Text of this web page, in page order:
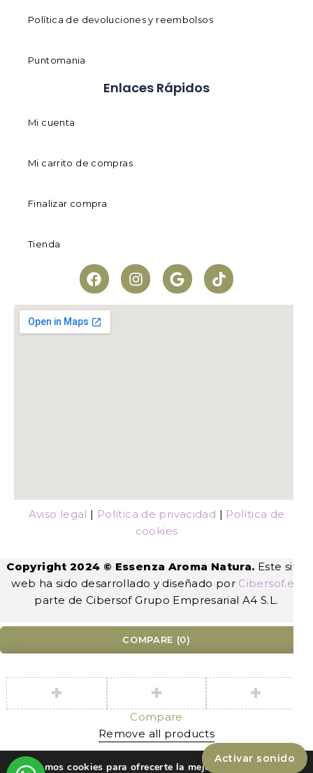
Política de devoluciones y reembolsos
Puntomania
Enlaces Rápidos
Mi cuenta
Mi carrito de compras
Finalizar compra
Tienda
Aviso legal | Política de privacidad | Política de
cookies
Copyright 2024 © Essenza Aroma Natura. Este sitio
web ha sido desarrollado y diseñado por Cibersof.es
parte de Cibersof Grupo Empresarial A4 S.L.
Utilizamos cookies para ofrecerte la mejor experiencia en
Activar sonido
COMPARE (0)
Compare
Remove all products